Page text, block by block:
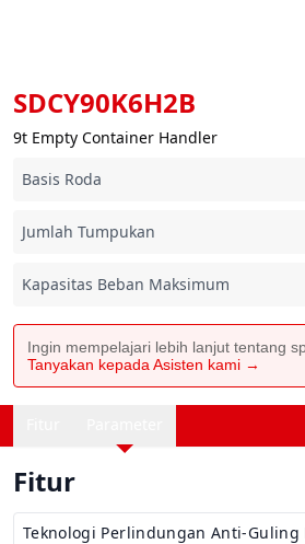
SDCY90K6H2B
9t Empty Container Handler
Basis Roda
Jumlah Tumpukan
Kapasitas Beban Maksimum
Ingin mempelajari lebih lanjut tentang
Tanyakan kepada Asisten kami →
Fitur
Teknologi Perlindungan Anti-Guling